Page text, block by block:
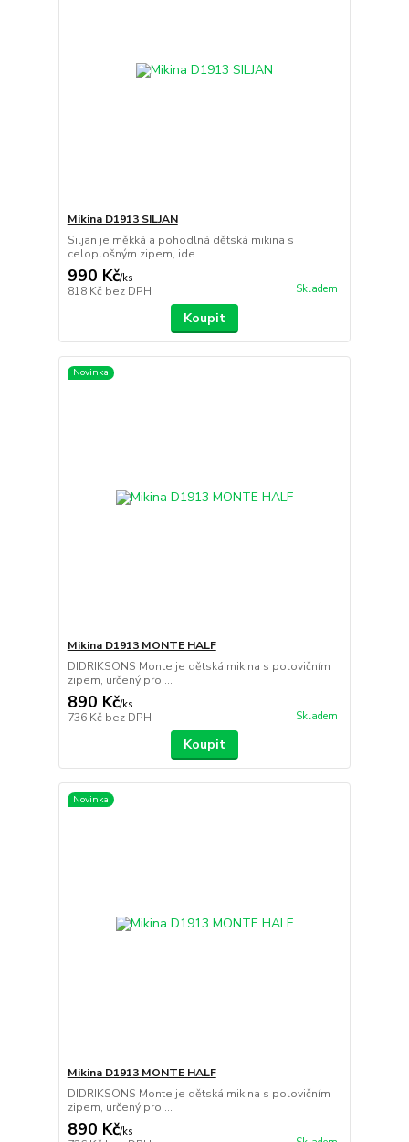
Mikina D1913 SILJAN
Siljan je měkká a pohodlná dětská mikina s
celoplošným zipem, ide...
990 Kč/ks
818 Kč bez DPH Skladem
Koupit
Novinka
Mikina D1913 MONTE HALF
DIDRIKSONS Monte je dětská mikina s polovičním
zipem, určený pro ...
890 Kč/ks
736 Kč bez DPH Skladem
Koupit
Novinka
Mikina D1913 MONTE HALF
DIDRIKSONS Monte je dětská mikina s polovičním
zipem, určený pro ...
890 Kč/ks